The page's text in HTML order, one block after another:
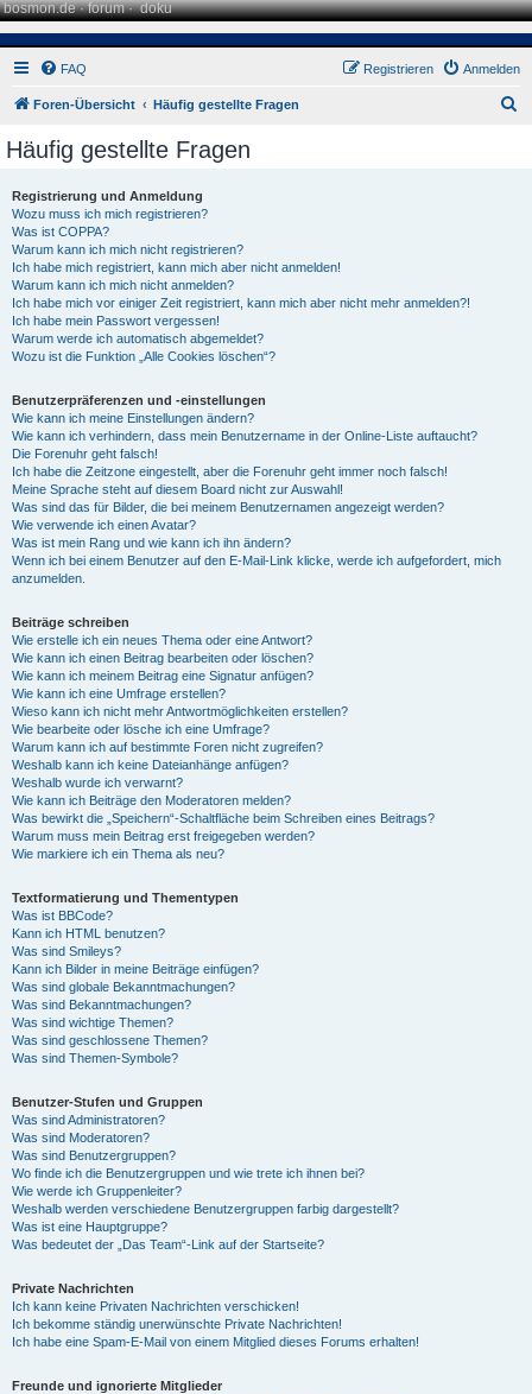
bosmon.de·forum·doku
FAQ Anmelden
Registrieren
Foren-Übersicht Häufig gestellte Fragen
Häufig gestellte Fragen
Registrierung und Anmeldung
Wozu muss ich mich registrieren?
Was ist COPPA?
Warum kann ich mich nicht registrieren?
Ich habe mich registriert, kann mich aber nicht anmelden!
Warum kann ich mich nicht anmelden?
Ich habe mich vor einiger Zeit registriert, kann mich aber nicht mehr anmelden?!
Ich habe mein Passwort vergessen!
Warum werde ich automatisch abgemeldet?
Wozu ist die Funktion „Alle Cookies löschen“?
Benutzerpräferenzen und -einstellungen
Wie kann ich meine Einstellungen ändern?
Wie kann ich verhindern, dass mein Benutzername in der Online-Liste auftaucht?
Die Forenuhr geht falsch!
Ich habe die Zeitzone eingestellt, aber die Forenuhr geht immer noch falsch!
Meine Sprache steht auf diesem Board nicht zur Auswahl!
Was sind das für Bilder, die bei meinem Benutzernamen angezeigt werden?
Wie verwende ich einen Avatar?
Was ist mein Rang und wie kann ich ihn ändern?
Wenn ich bei einem Benutzer auf den E-Mail-Link klicke, werde ich aufgefordert, mich
anzumelden.
Beiträge schreiben
Wie erstelle ich ein neues Thema oder eine Antwort?
Wie kann ich einen Beitrag bearbeiten oder löschen?
Wie kann ich meinem Beitrag eine Signatur anfügen?
Wie kann ich eine Umfrage erstellen?
Wieso kann ich nicht mehr Antwortmöglichkeiten erstellen?
Wie bearbeite oder lösche ich eine Umfrage?
Warum kann ich auf bestimmte Foren nicht zugreifen?
Weshalb kann ich keine Dateianhänge anfügen?
Weshalb wurde ich verwarnt?
Wie kann ich Beiträge den Moderatoren melden?
Was bewirkt die „Speichern“-Schaltfläche beim Schreiben eines Beitrags?
Warum muss mein Beitrag erst freigegeben werden?
Wie markiere ich ein Thema als neu?
Textformatierung und Thementypen
Was ist BBCode?
Kann ich HTML benutzen?
Was sind Smileys?
Kann ich Bilder in meine Beiträge einfügen?
Was sind globale Bekanntmachungen?
Was sind Bekanntmachungen?
Was sind wichtige Themen?
Was sind geschlossene Themen?
Was sind Themen-Symbole?
Benutzer-Stufen und Gruppen
Was sind Administratoren?
Was sind Moderatoren?
Was sind Benutzergruppen?
Wo finde ich die Benutzergruppen und wie trete ich ihnen bei?
Wie werde ich Gruppenleiter?
Weshalb werden verschiedene Benutzergruppen farbig dargestellt?
Was ist eine Hauptgruppe?
Was bedeutet der „Das Team“-Link auf der Startseite?
Private Nachrichten
Ich kann keine Privaten Nachrichten verschicken!
Ich bekomme ständig unerwünschte Private Nachrichten!
Ich habe eine Spam-E-Mail von einem Mitglied dieses Forums erhalten!
Freunde und ignorierte Mitglieder